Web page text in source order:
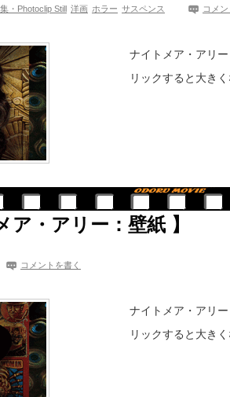
・Photoclip Still 洋画 ホラー サスペンス コメン
ナイトメア・アリ
リックすると大き
ア・アリー：壁紙 】
コメントを書く
ナイトメア・アリ
リックすると大き